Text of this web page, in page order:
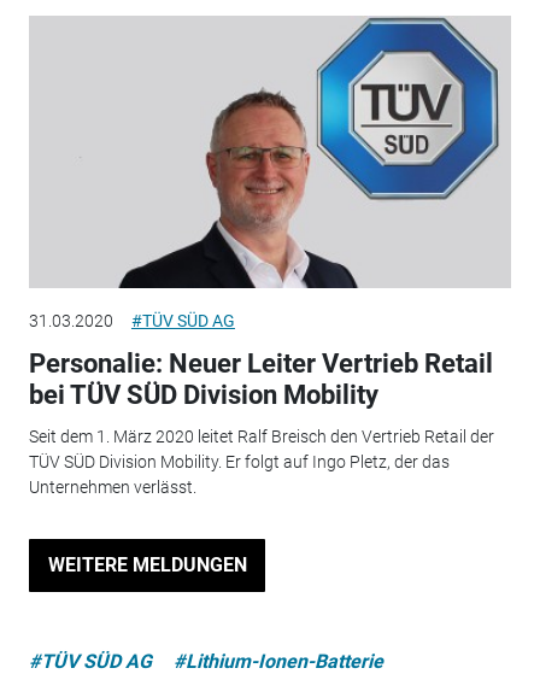
31.03.2020 #TÜV SÜD AG
Personalie: Neuer Leiter Vertrieb Retail
bei TÜV SÜD Division Mobility
Seit dem 1. März 2020 leitet Ralf Breisch den Vertrieb Retail der
TÜV SÜD Division Mobility. Er folgt auf Ingo Pletz, der das
Unternehmen verlässt.
WEITERE MELDUNGEN
#TÜV SÜD AG
#Lithium-Ionen-Batterie